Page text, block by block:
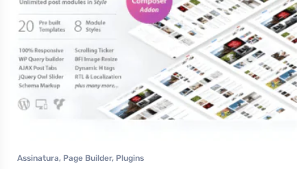
Assinatura, Page Builder, Plugins